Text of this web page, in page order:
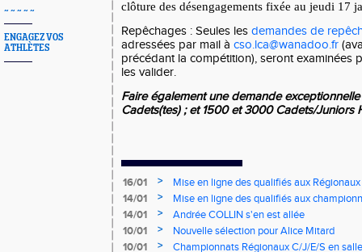
~ ~ ~ ~ ~
ENGAGEZ VOS
ATHLÈTES
clôture des désengagements fixée au jeudi 17
Repêchages : Seules les demandes de
adressées par mail à cso.lca@wanadoo.fr
précédant la compétition), seront examinées
les valider.
Faire également une demande
Cadets(tes) ; et 1500 et 3000 Cadets/Juniors
16/01 >
Mise en ligne des qualifiés aux
14/01
>
Mise en ligne des qualifiés aux
14/01
>
Andrée COLLIN s'en est allée
10/01
>
Nouvelle sélection pour Alice Mitard
10/01
>
Championnats Régionaux C/J/E/S en